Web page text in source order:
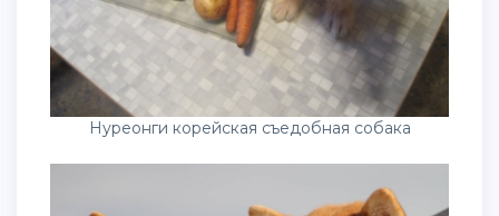
Нуреонги корейская съедобная собака